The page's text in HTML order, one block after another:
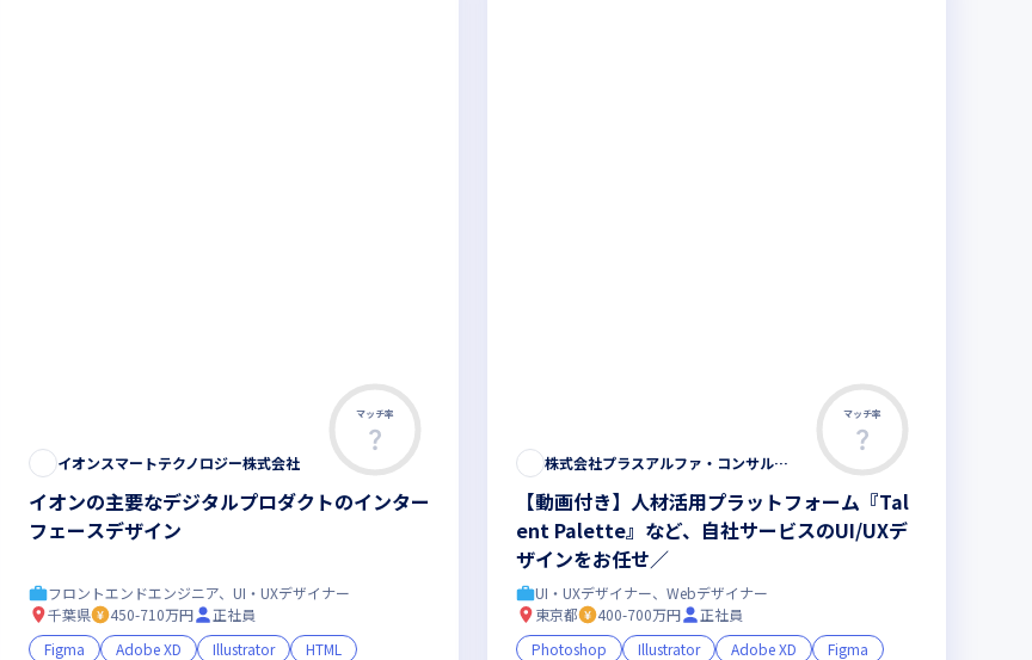
マッチ率
イオンスマートテクノロジー株式会社
イオンの主要なデジタルプロダクトのインター
フェースデザイン
フロントエンドエンジニア、UI・UXデザイナー
千葉県
450-710万円
正社員
Figma
Adobe XD Illustrator
HTML
マッチ率
株式会社プラスアルファ・コンサルティング
【動画付き】人材活用プラットフォーム『Tal
ent Palette』など、自社サービスのUI/UXデ
ザインをお任せ／
UI・UXデザイナー、Webデザイナー
東京都
400-700万円
正社員
Photoshop
Illustrator Adobe XD
Figma